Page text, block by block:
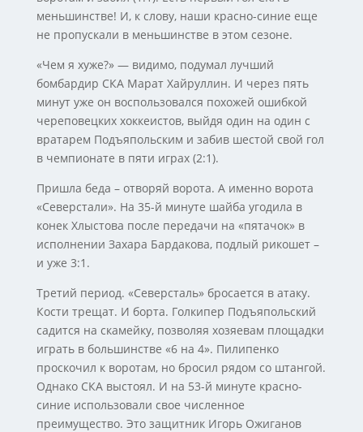
меньшинстве! И, к слову, наши красно-синие еще
не пропускали в меньшинстве в этом сезоне.
«Чем я хуже?» — видимо, подумал лучший
бомбардир СКА Марат Хайруллин. И через пять
минут уже он воспользовался похожей ошибкой
череповецких хоккеистов, выйдя один на один с
вратарем Подъяпольским и забив шестой свой гол
в чемпионате в пяти играх (2:1).
Пришла беда – отворяй ворота. А именно ворота
«Северстали». На 35-й минуте шайба угодила в
конек Хлыстова после передачи на «пятачок» в
исполнении Захара Бардакова, подлый рикошет –
и уже 3:1.
Третий период. «Северсталь» бросается в атаку.
Кости трещат. И борта. Голкипер Подъяпольский
садится на скамейку, позволяя хозяевам площадки
играть в большинстве «6 на 4». Пилипенко
проскочил к воротам, но бросил рядом со штангой.
Однако СКА выстоял. И на 53-й минуте красно-
синие использовали свое численное
преимущество. Это защитник Игорь Ожиганов